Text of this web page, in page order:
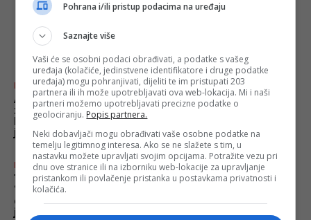
najnovije
FACE TV
Aldin Čenan: “Fudbal je
zatrpao sav mulj, nebitan je
bio Dodik. Ljudskost je
jedina definicija vjere”
FACE TV
Tea Jerkić i Dragana Mačar:
“Treba razlikovati strpljenje
od trpljenja i prepoznati kad
je dosta”
Pohrana i/ili pristup podacima na uređaju
Saznajte više
Vaši će se osobni podaci obrađivati, a podatke s vašeg
uređaja (kolačiće, jedinstvene identifikatore i druge podatke
uređaja) mogu pohranjivati, dijeliti te im pristupati 203
partnera ili ih može upotrebljavati ova web-lokacija. Mi i naši
partneri možemo upotrebljavati precizne podatke o
geolociranju. Popis partnera.
Neki dobavljači mogu obrađivati vaše osobne podatke na
temelju legitimnog interesa. Ako se ne slažete s tim, u
nastavku možete upravljati svojim opcijama. Potražite vezu pri
dnu ove stranice ili na izborniku web-lokacije za upravljanje
pristankom ili povlačenje pristanka u postavkama privatnosti i
kolačića.